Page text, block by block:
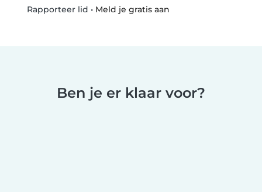
Rapporteer lid • Meld je gratis aan
Ben je er klaar voor?